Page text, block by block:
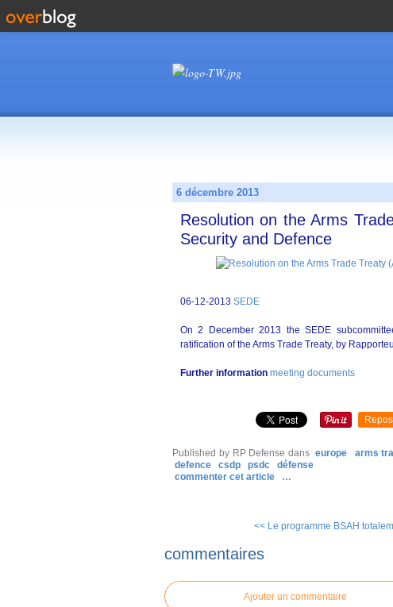
6 décembre 2013
Resolution on the Arms
Security and Defence
06-12-2013 SEDE
On 2 December 2013 the SEDE
ratification of the Arms Trade Treaty, by
Further information meeting documents
Published by RP Defense dans europe arms
defence
csdp psdc
défense
commenter cet article
…
<< Le programme BSAH
commentaires
Ajouter un commentaire